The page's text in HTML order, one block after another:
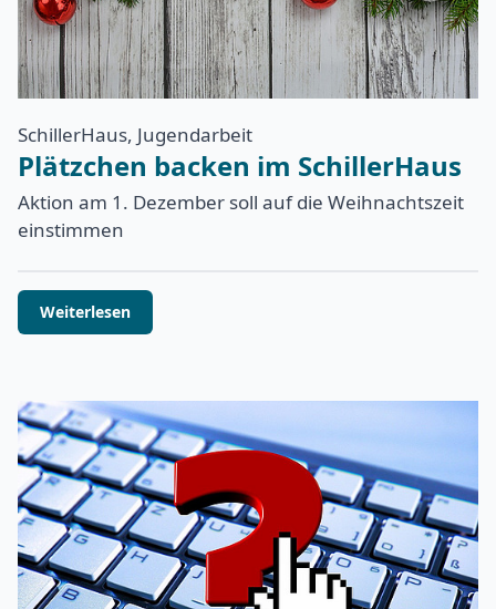
SchillerHaus, Jugendarbeit
Plätzchen backen im SchillerHaus
Aktion am 1. Dezember soll auf die Weihnachtszeit
einstimmen
Weiterlesen